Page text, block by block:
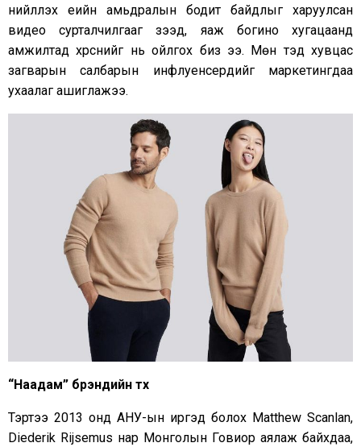
нийлүүлэх үеийн амьдралын бодит байдлыг харуулсан
видео сурталчилгааг үзээд, яаж богино хугацаанд
амжилтад хүрснийг нь ойлгох биз ээ. Мөн тэд хувцас
загварын салбарын инфлуенсерүүдийг маркетингдаа
ухаалаг ашиглажээ.
“Наадам” брэндийн түүх
Тэртээ 2013 онд АНУ-ын иргэд болох Matthew Scanlan,
Diederik Rijsemus нар Монголын Говиор аялаж байхдаа,